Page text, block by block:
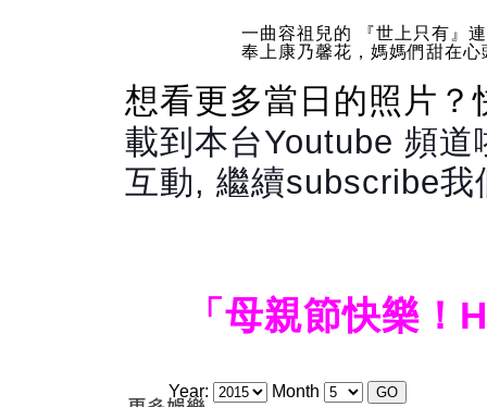
一曲容祖兒的 『世上只有』
奉上康乃馨花，媽媽們甜在心
想看更多當日的照片？
載到本台Youtube 頻
互動, 繼續subscribe
「母親節快樂
Year: Month